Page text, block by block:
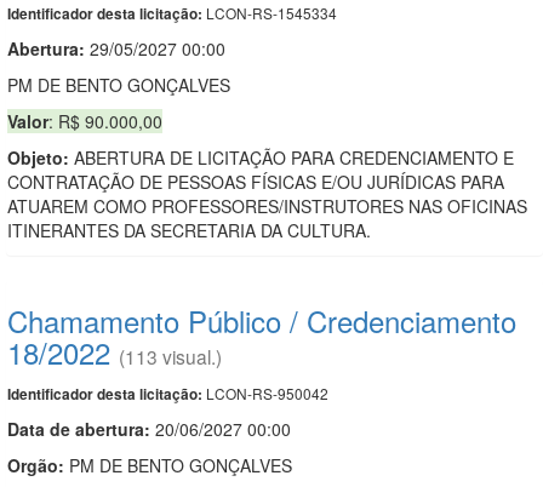
Identificador desta licitação: LCON-RS-1545334
Abertura: 29/05/2027 00:00
PM DE BENTO GONÇALVES
Valor: R$ 90.000,00
Objeto: ABERTURA DE LICITAÇÃO PARA CREDENCIAMENTO E
CONTRATAÇÃO DE PESSOAS FÍSICAS E/OU JURÍDICAS PARA
ATUAREM COMO PROFESSORES/INSTRUTORES NAS OFICINAS
ITINERANTES DA SECRETARIA DA CULTURA.
Chamamento Público / Credenciamento
18/2022 (113 visual.)
Identificador desta licitação: LCON-RS-950042
Data de abertura: 20/06/2027 00:00
Orgão: PM DE BENTO GONÇALVES